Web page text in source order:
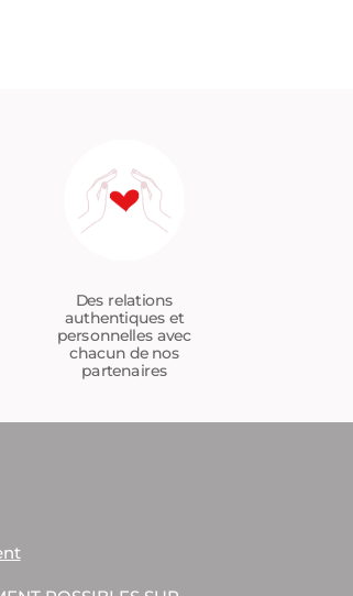
Des relations
authentiques et
personnelles avec
chacun de nos
partenaires